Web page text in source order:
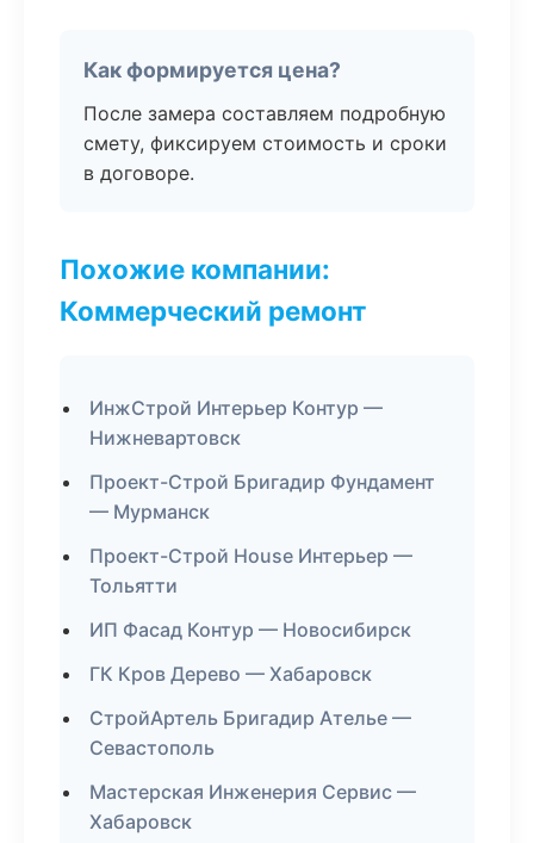
Как формируется цена?
После замера составляем подробную
смету, фиксируем стоимость и сроки
в договоре.
Похожие компании:
Коммерческий ремонт
ИнжСтрой Интерьер Контур —
Нижневартовск
Проект-Строй Бригадир Фундамент
— Мурманск
Проект-Строй House Интерьер —
Тольятти
ИП Фасад Контур — Новосибирск
ГК Кров Дерево — Хабаровск
СтройАртель Бригадир Ателье —
Севастополь
Мастерская Инженерия Сервис —
Хабаровск